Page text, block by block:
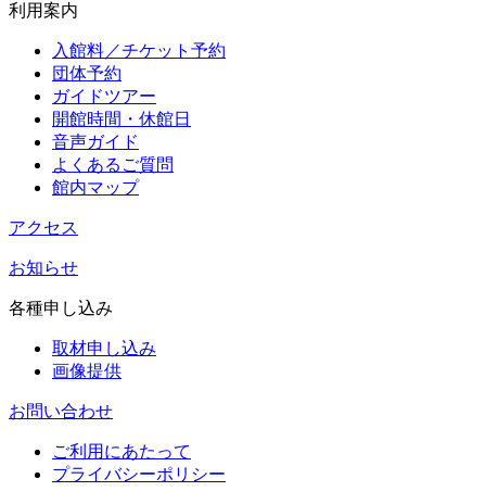
利用案内
入館料／チケット予約
団体予約
ガイドツアー
開館時間・休館日
音声ガイド
よくあるご質問
館内マップ
アクセス
お知らせ
各種申し込み
取材申し込み
画像提供
お問い合わせ
ご利用にあたって
プライバシーポリシー